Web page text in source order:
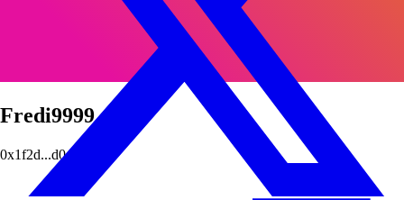
Fredi9999
0x1f2d...d0cf